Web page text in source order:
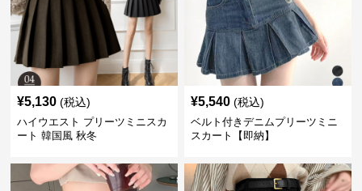
¥5,130 (税込)
ハイウエスト プリーツミニスカ
ート 韓国風 秋冬
¥5,540 (税込)
ベルト付きデニムプリーツミニ
スカート【即納】